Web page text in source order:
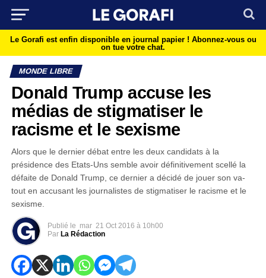
Le Gorafi est enfin disponible en journal papier ! Abonnez-vous ou
on tue votre chat.
MONDE LIBRE
Donald Trump accuse les
médias de stigmatiser le
racisme et le sexisme
Alors que le dernier débat entre les deux candidats à la
présidence des Etats-Uns semble avoir définitivement scellé la
défaite de Donald Trump, ce dernier a décidé de jouer son va-
tout en accusant les journalistes de stigmatiser le racisme et le
sexisme.
Publié le mar 21 Oct 2016 à 10h00
Par La Rédaction